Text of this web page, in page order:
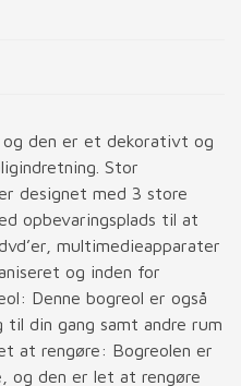
og den er et dekorativt og
Stor
designet med 3 store
opbevaringsplads til at
multimedieapparater
og inden for
Denne bogreol er også
til din gang samt andre rum
at rengøre: Bogreolen er
den er let at rengøre